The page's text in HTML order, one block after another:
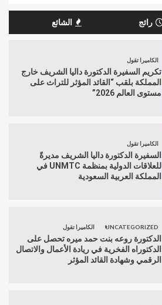
رائج الشائع
الكاميرا تقول
تكريم السفيرة الدكتورة داليا الشريف خارج
المملكة بلقب “القائد المؤثر للتراث على
مستوى العالم 2026”
الكاميرا تقول
السفيرة الدكتورة داليا الشريف مديرةً
للعلاقات الدولية بمنظمة UNMTC في
المملكة العربية السعودية
UNCATEGORIZED الكاميرا تقول
الدكتورة روعه بنت حمد ميره تحصل على
الدكتوراه الفخرية في ريادة الأعمال والاتصال
الرقمي وشهادة القائد المؤثر